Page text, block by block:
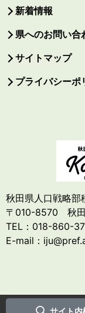
サイト内
新着情報
県へのお問い合
サイトマップ
プライバシーポ
秋田県人口戦略部
〒010-8570 秋田
TEL：018-860-
E-mail：